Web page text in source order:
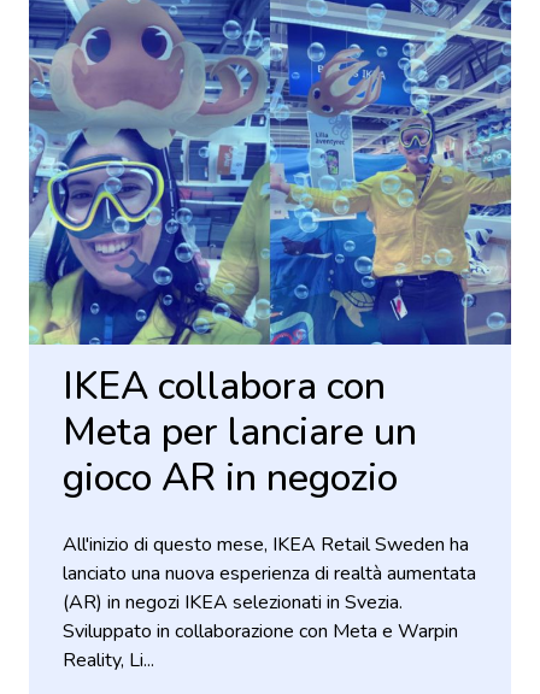
IKEA collabora con
Meta per lanciare un
gioco AR in negozio
All'inizio di questo mese, IKEA Retail Sweden ha
lanciato una nuova esperienza di realtà aumentata
(AR) in negozi IKEA selezionati in Svezia.
Sviluppato in collaborazione con Meta e Warpin
Reality, Li...